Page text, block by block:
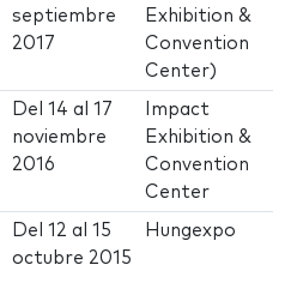
septiembre
2017
Exhibition &
Convention
Center)
Del14 al17
noviembre
2016
Impact
Exhibition &
Convention
Center
Del12 al15
octubre 2015
Hungexpo